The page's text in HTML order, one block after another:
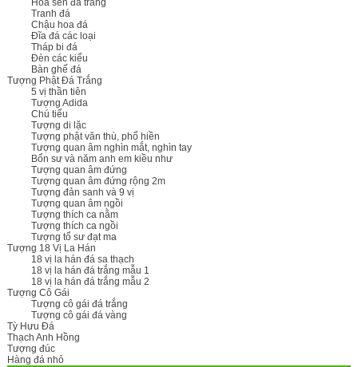
Hoa sen đá trắng
Tranh đá
Chậu hoa đá
Đĩa đá các loại
Tháp bi đá
Đèn các kiểu
Bàn ghế đá
Tượng Phật Đá Trắng
5 vị thần tiên
Tượng Adida
Chú tiểu
Tượng di lặc
Tượng phật văn thù, phổ hiền
Tượng quan âm nghìn mắt, nghìn tay
Bổn sư và năm anh em kiều như
Tượng quan âm đứng
Tượng quan âm đứng rộng 2m
Tượng đản sanh và 9 vị
Tượng quan âm ngồi
Tượng thích ca nằm
Tượng thích ca ngồi
Tượng tổ sư đạt ma
Tượng 18 Vị La Hán
18 vị la hán đá sa thạch
18 vị la hán đá trắng mẫu 1
18 vị la hán đá trắng mẫu 2
Tượng Cô Gái
Tượng cô gái đá trắng
Tượng cô gái đá vàng
Tỳ Hưu Đá
Thạch Anh Hồng
Tượng đúc
Hàng đá nhỏ